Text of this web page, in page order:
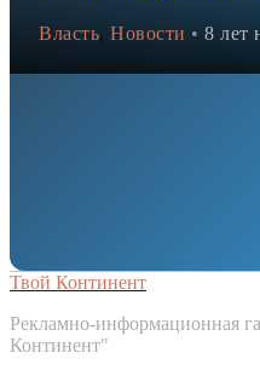
Власть, Новости • 8 лет
Твой Континент
Рекламно-информационная
Континент"